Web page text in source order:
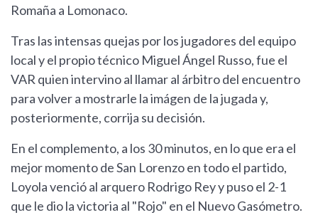
Romaña a Lomonaco.
Tras las intensas quejas por los jugadores del equipo
local y el propio técnico Miguel Ángel Russo, fue el
VAR quien intervino al llamar al árbitro del encuentro
para volver a mostrarle la imágen de la jugada y,
posteriormente, corrija su decisión.
En el complemento, a los 30 minutos, en lo que era el
mejor momento de San Lorenzo en todo el partido,
Loyola venció al arquero Rodrigo Rey y puso el 2-1
que le dio la victoria al "Rojo" en el Nuevo Gasómetro.